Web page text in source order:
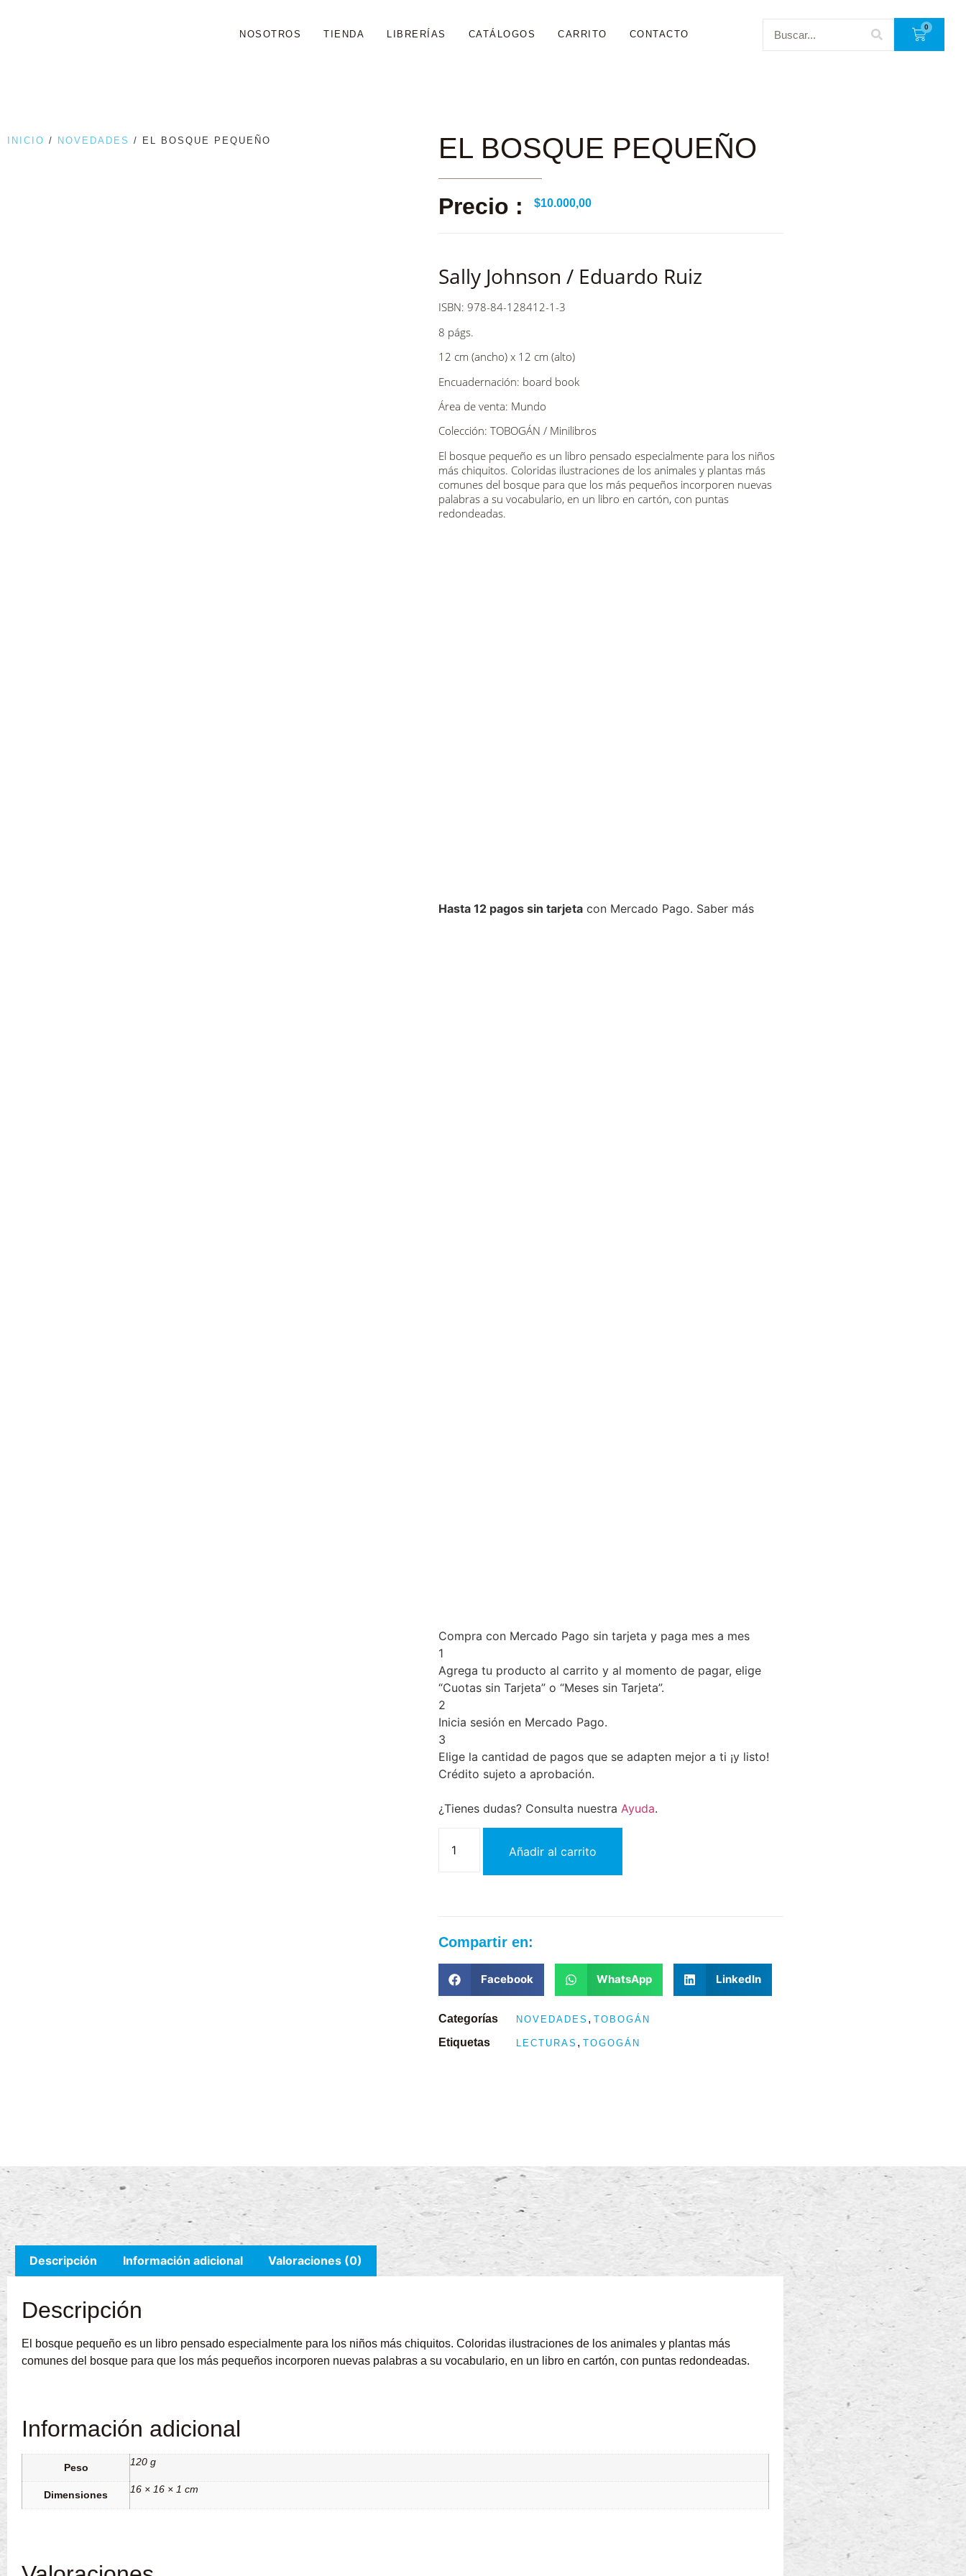
NOSOTROS TIENDA LIBRERÍAS CATÁLOGOS CARRITO CONTACTO
0
INICIO / NOVEDADES / EL BOSQUE PEQUEÑO EL BOSQUE PEQUEÑO
Precio : $10.000,00
Sally Johnson / Eduardo Ruiz
ISBN: 978-84-128412-1-3
8 págs.
12 cm (ancho) x 12 cm (alto)
Encuadernación: board book
Área de venta: Mundo
Colección: TOBOGÁN / Minilibros
El bosque pequeño es un libro pensado especialmente para los niños
más chiquitos. Coloridas ilustraciones de los animales y plantas más
comunes del bosque para que los más pequeños incorporen nuevas
palabras a su vocabulario, en un libro en cartón, con puntas
redondeadas.
Hasta 12 pagos sin tarjeta con Mercado Pago. Saber más
Compra con Mercado Pago sin tarjeta y paga mes a mes
1
Agrega tu producto al carrito y al momento de pagar, elige
“Cuotas sin Tarjeta” o “Meses sin Tarjeta”.
2
Inicia sesión en Mercado Pago.
3
Elige la cantidad de pagos que se adapten mejor a ti ¡y listo!
Crédito sujeto a aprobación.
¿Tienes dudas? Consulta nuestra Ayuda.
Añadir al carrito
Compartir en:
Facebook WhatsApp LinkedIn
Categorías NOVEDADES , TOBOGÁN
Etiquetas LECTURAS , TOGOGÁN
Descripción Información adicional Valoraciones (0)
Descripción
El bosque pequeño es un libro pensado especialmente para los niños más chiquitos. Coloridas ilustraciones de los animales y plantas más
comunes del bosque para que los más pequeños incorporen nuevas palabras a su vocabulario, en un libro en cartón, con puntas redondeadas.
Información adicional
Peso 120 g
Dimensiones 16 × 16 × 1 cm